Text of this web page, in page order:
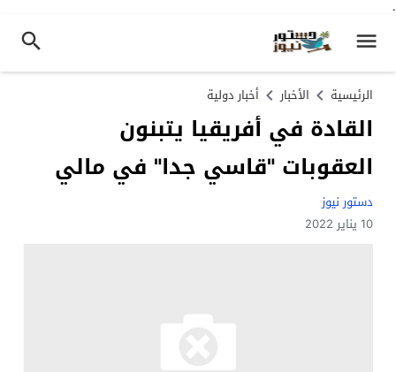
.
الرئيسية الأخبار أخبار دولية
القادة في أفريقيا يتبنون
العقوبات "قاسي جدا" في مالي
دستور نيوز
10 يناير 2022